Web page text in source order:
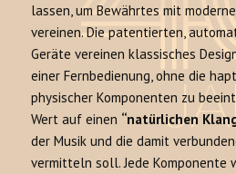
lassen, um Bewährtes mit
vereinen. Die patentierten,
Geräte vereinen klassisches
einer Fernbedienung, ohne die
physischer Komponenten zu
Wert auf einen “natürlichen
der Musik und die damit
vermitteln soll. Jede Komponente